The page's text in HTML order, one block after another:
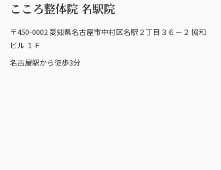
こころ整体院 名駅院
〒450-0002 愛知県名古屋市中村区名駅２丁目３６－２ 協和
ビル １Ｆ
名古屋駅から徒歩3分